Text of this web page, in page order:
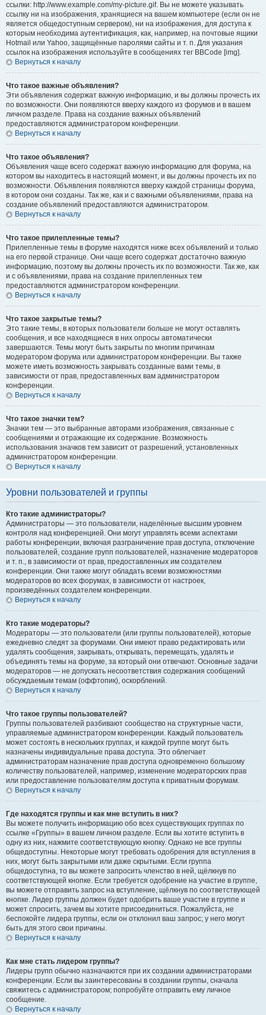
ссылки: http://www.example.com/my-picture.gif. Вы не можете указывать
ссылку ни на изображения, хранящиеся на вашем компьютере (если он не
является общедоступным сервером), ни на изображения, для доступа к
которым необходима аутентификация, как, например, на почтовые ящики
Hotmail или Yahoo, защищённые паролями сайты и т. п. Для указания
ссылок на изображения используйте в сообщениях тег BBCode [img].
Вернуться к началу
Что такое важные объявления?
Эти объявления содержат важную информацию, и вы должны прочесть их
по возможности. Они появляются вверху каждого из форумов и в вашем
личном разделе. Права на создание важных объявлений
предоставляются администратором конференции.
Вернуться к началу
Что такое объявления?
Объявления чаще всего содержат важную информацию для форума, на
котором вы находитесь в настоящий момент, и вы должны прочесть их по
возможности. Объявления появляются вверху каждой страницы форума,
в котором они созданы. Так же, как и с важными объявлениями, права на
создание объявлений предоставляются администратором.
Вернуться к началу
Что такое прилепленные темы?
Прилепленные темы в форуме находятся ниже всех объявлений и только
на его первой странице. Они чаще всего содержат достаточно важную
информацию, поэтому вы должны прочесть их по возможности. Так же, как
и с объявлениями, права на создание прилепленных тем
предоставляются администратором конференции.
Вернуться к началу
Что такое закрытые темы?
Это такие темы, в которых пользователи больше не могут оставлять
сообщения, и все находящиеся в них опросы автоматически
завершаются. Темы могут быть закрыты по многим причинам
модератором форума или администратором конференции. Вы также
можете иметь возможность закрывать созданные вами темы, в
зависимости от прав, предоставленных вам администратором
конференции.
Вернуться к началу
Что такое значки тем?
Значки тем — это выбранные авторами изображения, связанные с
сообщениями и отражающие их содержание. Возможность
использования значков тем зависит от разрешений, установленных
администратором конференции.
Вернуться к началу
Уровни пользователей и группы
Кто такие администраторы?
Администраторы — это пользователи, наделённые высшим уровнем
контроля над конференцией. Они могут управлять всеми аспектами
работы конференции, включая разграничение прав доступа, отключение
пользователей, создание групп пользователей, назначение модераторов
и т. п., в зависимости от прав, предоставленных им создателем
конференции. Они также могут обладать всеми возможностями
модераторов во всех форумах, в зависимости от настроек,
произведённых создателем конференции.
Вернуться к началу
Кто такие модераторы?
Модераторы — это пользователи (или группы пользователей), которые
ежедневно следят за форумами. Они имеют право редактировать или
удалять сообщения, закрывать, открывать, перемещать, удалять и
объединять темы на форуме, за который они отвечают. Основные задачи
модераторов — не допускать несоответствия содержания сообщений
обсуждаемым темам (оффтопик), оскорблений.
Вернуться к началу
Что такое группы пользователей?
Группы пользователей разбивают сообщество на структурные части,
управляемые администратором конференции. Каждый пользователь
может состоять в нескольких группах, и каждой группе могут быть
назначены индивидуальные права доступа. Это облегчает
администраторам назначение прав доступа одновременно большому
количеству пользователей, например, изменение модераторских прав
или предоставление пользователям доступа к приватным форумам.
Вернуться к началу
Где находятся группы и как мне вступить в них?
Вы можете получить информацию обо всех существующих группах по
ссылке «Группы» в вашем личном разделе. Если вы хотите вступить в
одну из них, нажмите соответствующую кнопку. Однако не все группы
общедоступны. Некоторые могут требовать одобрения для вступления в
них, могут быть закрытыми или даже скрытыми. Если группа
общедоступна, то вы можете запросить членство в ней, щёлкнув по
соответствующей кнопке. Если требуется одобрение на участие в группе,
вы можете отправить запрос на вступление, щёлкнув по соответствующей
кнопке. Лидер группы должен будет одобрить ваше участие в группе и
может спросить, зачем вы хотите присоединиться. Пожалуйста, не
беспокойте лидера группы, если он отклонил ваш запрос; у него могут
быть для этого свои причины.
Вернуться к началу
Как мне стать лидером группы?
Лидеры групп обычно назначаются при их создании администраторами
конференции. Если вы заинтересованы в создании группы, сначала
свяжитесь с администратором; попробуйте отправить ему личное
сообщение.
Вернуться к началу